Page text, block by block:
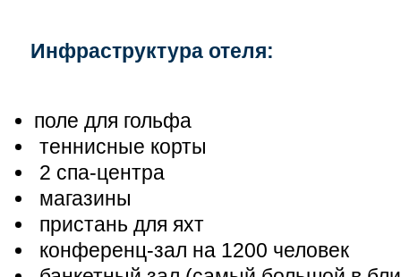
Инфраструктура отеля:
поле для гольфа
теннисные корты
2 спа-центра
магазины
пристань для яхт
конференц-зал на 1200 человек